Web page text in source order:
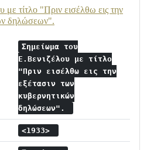
τίτλο "Πριν εισέλθω εις την
δηλώσεων".
Σημείωμα του
Ε.Βενιζέλου με τίτλο
"Πριν εισέλθω εις την
εξέτασιν των
κυβερνητικών
δηλώσεων".
<1933>